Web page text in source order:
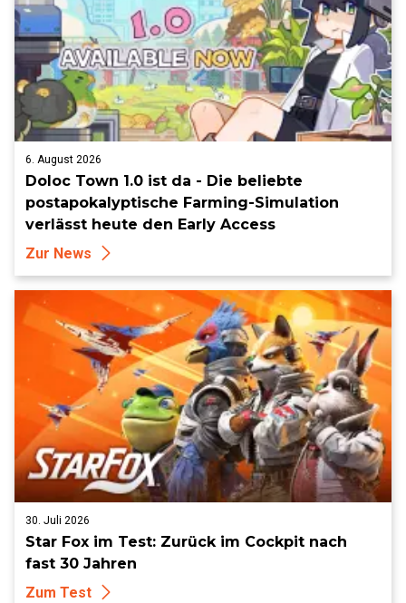
6. August 2026
Doloc Town 1.0 ist da - Die beliebte
postapokalyptische Farming-Simulation
verlässt heute den Early Access
Zur News
30. Juli 2026
Star Fox im Test: Zurück im Cockpit nach
fast 30 Jahren
Zum Test